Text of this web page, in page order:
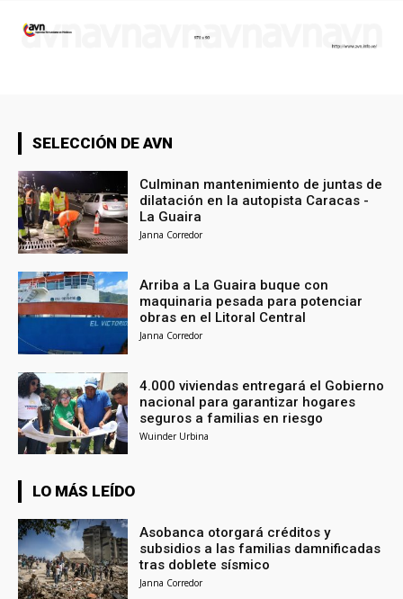
SELECCIÓN DE AVN
Culminan mantenimiento de juntas de
dilatación en la autopista Caracas -
La Guaira
Janna Corredor
Arriba a La Guaira buque con
maquinaria pesada para potenciar
obras en el Litoral Central
Janna Corredor
4.000 viviendas entregará el Gobierno
nacional para garantizar hogares
seguros a familias en riesgo
Wuinder Urbina
LO MÁS LEÍDO
Asobanca otorgará créditos y
subsidios a las familias damnificadas
tras doblete sísmico
Janna Corredor